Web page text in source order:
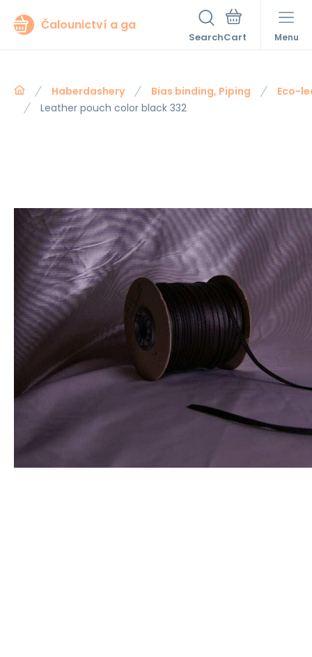
Čalounictví a ga
Search Menu
Haberdashery Bias binding, Piping
Eco-
Leather pouch color black 332